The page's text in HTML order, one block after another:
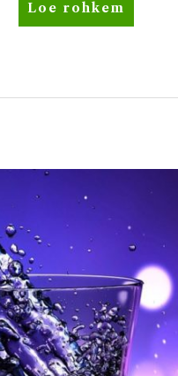
Terved
liigesed
Loe rohkem